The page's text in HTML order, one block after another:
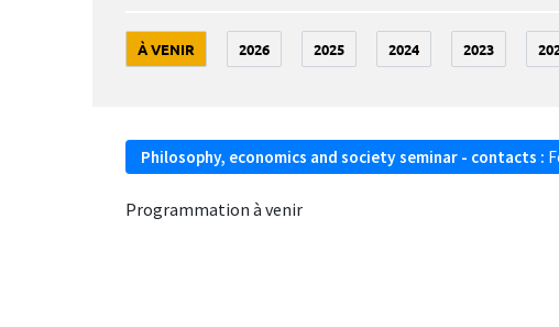
À VENIR 2026 2025 2024 2023
Philosophy, economics and society seminar - contacts :
Programmation à venir